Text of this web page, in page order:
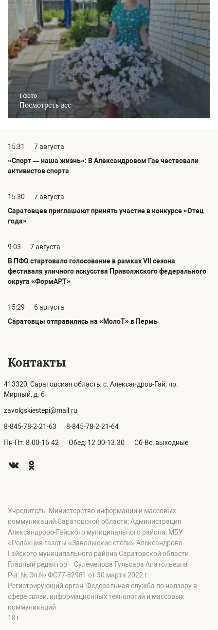
1 фото
Посмотреть все
15:31
7 августа
«Спорт — наша жизнь»: В Александровом Гае чествовали
активистов спорта
15:30
7 августа
Саратовцев приглашают принять участие в конкурсе «Отец
года»
9:03
7 августа
В ПФО стартовало голосование в рамках VII сезона
фестиваля уличного искусства Приволжского федерального
округа «ФормАРТ»
15:29
6 августа
Саратовцы отправились на «МолоТ» в Пермь
Контакты
413320, Саратовская область, с. Александров-Гай, пр.
Мирный, д. 6
zavolgskiestepi@mail.ru
8-845-78-2-21-63 8-845-78-2-21-64
Пн-Пт: 8.00-16.42 Обед: 12.00-13.30 Сб-Вс: выходные
Учредитель: Министерство информации и массовых
коммуникаций Саратовской области; Администрация
Александрово-Гайского муниципального района; МБУ
«Редакция газеты «Заволжские степи» Александрово-
Гайского муниципального района Саратовской области.
Главный редактор – Сулеменова Гульсара Анатольевна
Рег.№ Эл № ФС77-82981 от 30 марта 2022 г.
Регистрирующий орган: Федеральная служба по надзору в
сфере связи, информационных технологий и массовых
коммуникаций
18+